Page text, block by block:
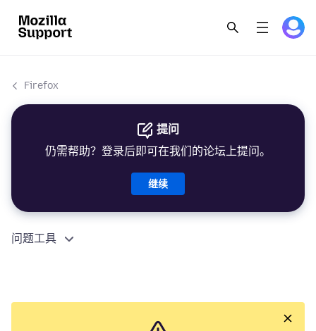
Firefox
提问
仍需帮助？登录后即可在我们的论坛上提问。
继续
问题工具